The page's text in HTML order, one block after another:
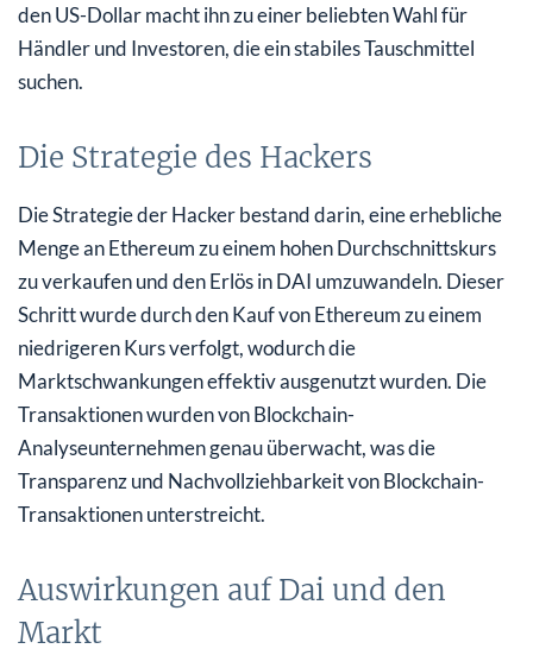
den US-Dollar macht ihn zu einer beliebten Wahl für
Händler und Investoren, die ein stabiles Tauschmittel
suchen.
Die Strategie des Hackers
Die Strategie der Hacker bestand darin, eine erhebliche
Menge an Ethereum zu einem hohen Durchschnittskurs
zu verkaufen und den Erlös in DAI umzuwandeln. Dieser
Schritt wurde durch den Kauf von Ethereum zu einem
niedrigeren Kurs verfolgt, wodurch die
Marktschwankungen effektiv ausgenutzt wurden. Die
Transaktionen wurden von Blockchain-
Analyseunternehmen genau überwacht, was die
Transparenz und Nachvollziehbarkeit von Blockchain-
Transaktionen unterstreicht.
Auswirkungen auf Dai und den
Markt